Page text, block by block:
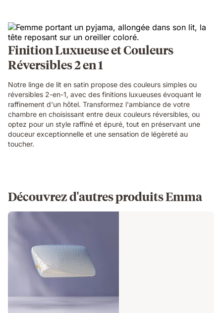
Finition Luxueuse et Couleurs
Réversibles 2 en 1
Notre linge de lit en satin propose des couleurs simples ou
réversibles 2-en-1, avec des finitions luxueuses évoquant le
raffinement d'un hôtel. Transformez l'ambiance de votre
chambre en choisissant entre deux couleurs réversibles, ou
optez pour un style raffiné et épuré, tout en préservant une
douceur exceptionnelle et une sensation de légèreté au
toucher.
Découvrez d'autres produits Emma